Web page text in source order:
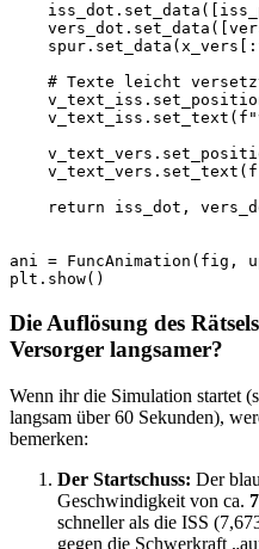
# Texte leicht
return iss_dot,
ani = FuncAnimation(fig,
plt.show()
Die Auflösung des
Versorger langsamer?
Wenn ihr die Simulation startet
langsam über 60 Sekunden),
bemerken:
Der Startschuss: Der
Geschwindigkeit von ca.
schneller als die ISS
gegen die Schwerkraft